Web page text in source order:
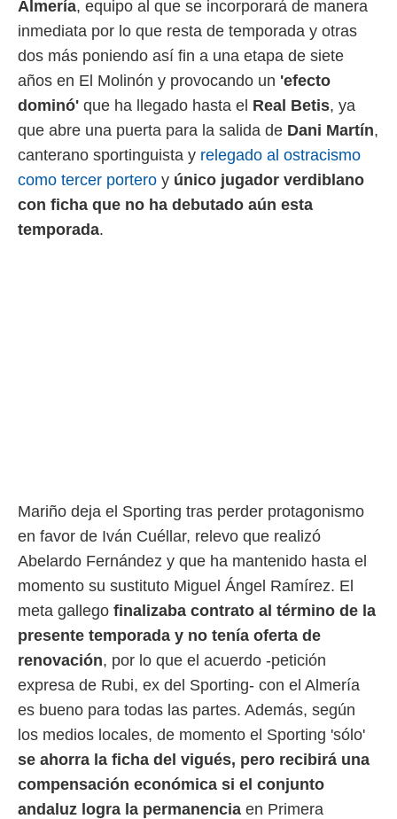
disponible
aceptar
de
sitio
aunque
no
Puedes
acceder a
web a
similares
Almería, equipo al que se incorporará de manera
inmediata por lo que resta de temporada y otras
dos más poniendo así fin a una etapa de siete
años en El Molinón y provocando un 'efecto
dominó' que ha llegado hasta el Real Betis, ya
que abre una puerta para la salida de Dani Martín,
canterano sportinguista y relegado al ostracismo
como tercer portero y único jugador verdiblano
con ficha que no ha debutado aún esta
temporada.
Mariño deja el Sporting tras perder protagonismo
en favor de Iván Cuéllar, relevo que realizó
Abelardo Fernández y que ha mantenido hasta el
momento su sustituto Miguel Ángel Ramírez. El
meta gallego finalizaba contrato al término de la
presente temporada y no tenía oferta de
renovación, por lo que el acuerdo -petición
expresa de Rubi, ex del Sporting- con el Almería
es bueno para todas las partes. Además, según
los medios locales, de momento el Sporting 'sólo'
se ahorra la ficha del vigués, pero recibirá una
compensación económica si el conjunto
andaluz logra la permanencia en Primera